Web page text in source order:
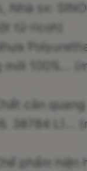
Nhà sx:
từ ricoh)
mới 100%...
cản
38784 L)...
phẩm